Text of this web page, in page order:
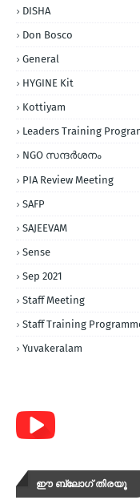
DISHA
Don Bosco
General
HYGINE Kit
Kottiyam
Leaders Training
NGO സന്ദര്‍ശനം
PIA Review Meeting
SAFP
SAJEEVAM
Sense
Sep 2021
Staff Meeting
Staff Training
Yuvakeralam
ഈ ബ്ലോഗ് തിരയൂ